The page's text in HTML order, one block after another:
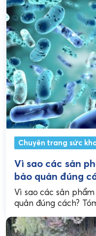
Chuyên trang sức
Vì sao các sản
bảo quản đúng
Vì sao các sản
quản đúng cách?